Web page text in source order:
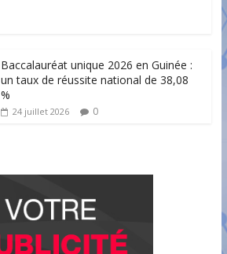
Baccalauréat unique 2026 en Guinée :
un taux de réussite national de 38,08
%
24 juillet 2026 0